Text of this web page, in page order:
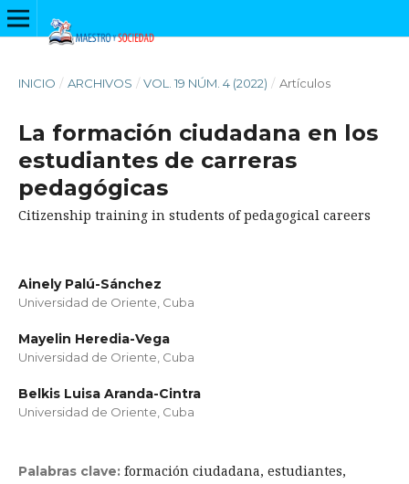
INICIO / ARCHIVOS / VOL. 19 NÚM. 4 (2022) / Artículos
La formación ciudadana en los
estudiantes de carreras
pedagógicas
Citizenship training in students of pedagogical careers
Ainely Palú-Sánchez
Universidad de Oriente, Cuba
Mayelin Heredia-Vega
Universidad de Oriente, Cuba
Belkis Luisa Aranda-Cintra
Universidad de Oriente, Cuba
Palabras clave: formación ciudadana, estudiantes,